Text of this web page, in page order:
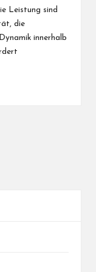
Leistung sind
die
innerhalb